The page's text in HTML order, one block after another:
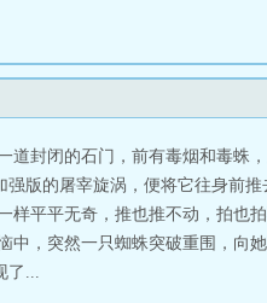
封闭的石门，前有毒烟和毒蛛
版的屠宰旋涡，便将它往身前
平平无奇，推也推不动，拍也
，突然一只蜘蛛突破重围，向
了...